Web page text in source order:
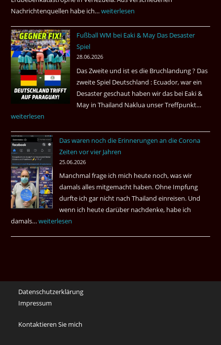
Nachrichtenquellen habe ich…Erdbeben
Venezuela
weiterlesen
Fußball WM bei Eaki & May Das Desaster
Spiel
28.06.2026
Das Zweite und ist es die Bruchlandung ? Das
zweite Spiel Deutschland : Ecuador, war ein
Desaster geschaut haben wir das bei Eaki &
May in Thailand Naklua unser Treffpunkt…
bei
weiterlesen
Das waren noch die Erinnerungen an die Corona
Zeiten vor vier Jahren
25.06.2026
Manchmal frage ich mich heute noch, was wir
damals alles mitgemacht haben. Ohne Impfung
durfte ich gar nicht nach Thailand einreisen. Und
wenn ich heute darüber nachdenke, habe ich
damals…Das
an
die
Corona
Zeiten
weiterlesen
Datenschutzerklärung
Impressum
Kontaktieren Sie mich